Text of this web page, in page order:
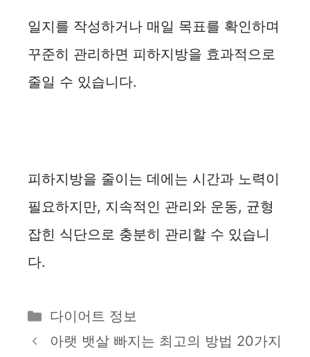
일지를 작성하거나 매일 목표를 확인하며
꾸준히 관리하면 피하지방을 효과적으로
줄일 수 있습니다.
피하지방을 줄이는 데에는 시간과 노력이
필요하지만, 지속적인 관리와 운동, 균형
잡힌 식단으로 충분히 관리할 수 있습니
다.
카
테
다이어트 정보
아랫 뱃살 빠지는 최고의 방법 20가지